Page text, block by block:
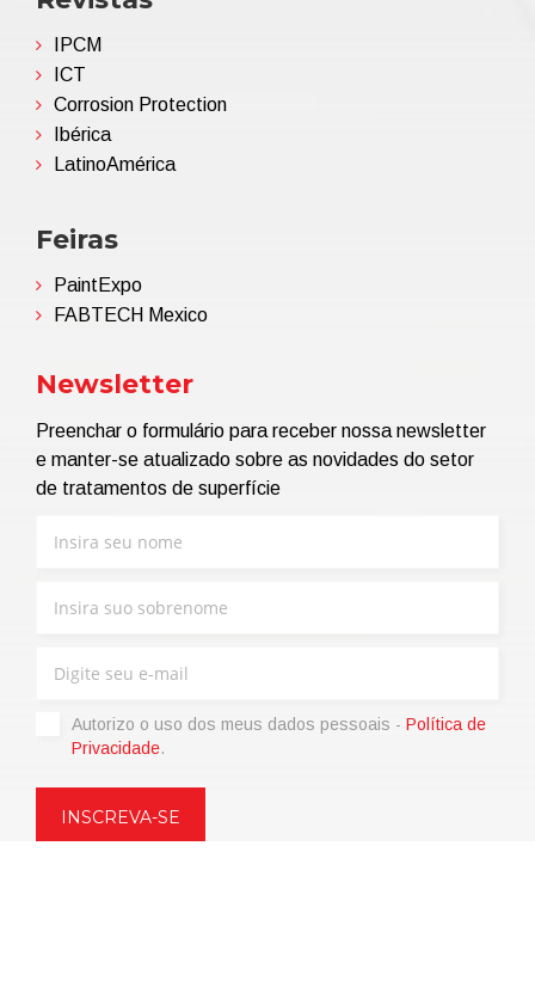
IPCM
ICT
Corrosion Protection
Ibérica
LatinoAmérica
Feiras
PaintExpo
FABTECH Mexico
Newsletter
Preenchar o formulário para receber nossa newsletter
e manter-se atualizado sobre as novidades do setor
de tratamentos de superfície
Autorizo ​​o uso dos meus dados pessoais - Política de
Privacidade.